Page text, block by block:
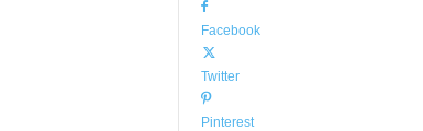
Facebook
Twitter
Pinterest